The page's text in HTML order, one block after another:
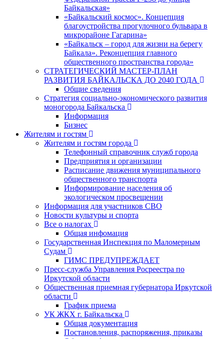
Байкальская»
«Байкальский космос». Концепция
благоустройства прогулочного бульвара в
микрорайоне Гагарина»
«Байкальск – город для жизни на берегу
Байкала». Реконцепция главного
общественного пространства города»
СТРАТЕГИЧЕСКИЙ МАСТЕР-ПЛАН
РАЗВИТИЯ БАЙКАЛЬСКА ДО 2040 ГОДА
Общие сведения
Стратегия социально-экономического развития
моногорода Байкальска
Информация
Бизнес
Жителям и гостям
Жителям и гостям города
Телефонный справочник служб города
Предприятия и организации
Расписание движения муниципального
общественного транспорта
Информирование населения об
экологическом просвещении
Информация для участников СВО
Новости культуры и спорта
Все о налогах
Общая инфомация
Государственная Инспекция по Маломерным
Судам
ГИМС ПРЕДУПРЕЖДАЕТ
Пресс-служба Управления Росреестра по
Иркутской области
Общественная приемная губернатора Иркутской
области
График приема
УК ЖКХ г. Байкальска
Общая документация
Постановления, распоряжения, приказы